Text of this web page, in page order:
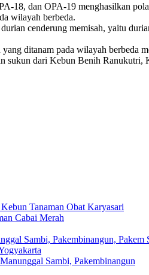
dan OPA-19 menghasilkan
wilayah berbeda.
cenderung memisah, yaitu
ditanam pada wilayah
dari Kebun Benih Ranukutri,
Tanaman Obat Karyasari
Cabai Merah
Sambi, Pakembinangun, Pakem
Sambi, Pakembinangun